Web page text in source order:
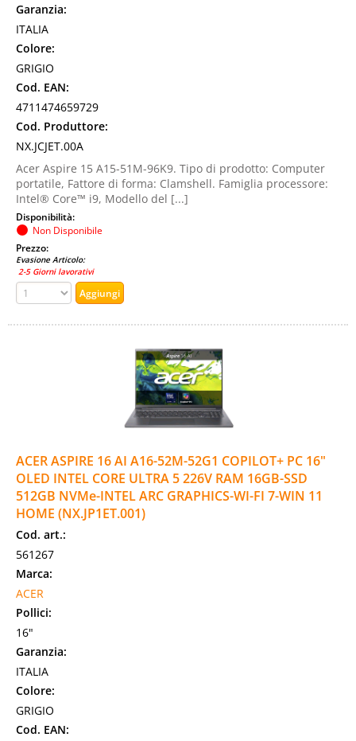
Garanzia:
ITALIA
Colore:
GRIGIO
Cod. EAN:
4711474659729
Cod. Produttore:
NX.JCJET.00A
Acer Aspire 15 A15-51M-96K9. Tipo di prodotto: Computer
portatile, Fattore di forma: Clamshell. Famiglia processore:
Intel® Core™ i9, Modello del [...]
Disponibilità:
Non Disponibile
Prezzo:
Evasione Articolo:
2-5 Giorni lavorativi
ACER ASPIRE 16 AI A16-52M-52G1 COPILOT+ PC 16"
OLED INTEL CORE ULTRA 5 226V RAM 16GB-SSD
512GB NVMe-INTEL ARC GRAPHICS-WI-FI 7-WIN 11
HOME (NX.JP1ET.001)
Cod. art.:
561267
Marca:
ACER
Pollici:
16"
Garanzia:
ITALIA
Colore:
GRIGIO
Cod. EAN: